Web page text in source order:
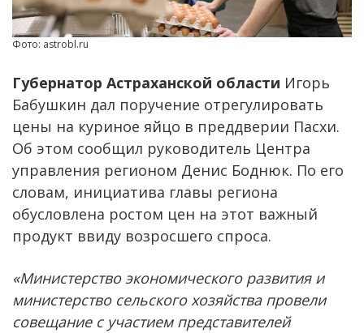
Фото: astrobl.ru
Губернатор Астраханской области Игорь
Бабушкин дал поручение отрегулировать
цены на куриное яйцо в преддверии Пасхи.
Об этом сообщил руководитель Центра
управления регионом Денис Боднюк. По его
словам, инициатива главы региона
обусловлена ростом цен на этот важный
продукт ввиду возросшего спроса.
«Министерство экономического развития и
министерство сельского хозяйства провели
совещание с участием представителей